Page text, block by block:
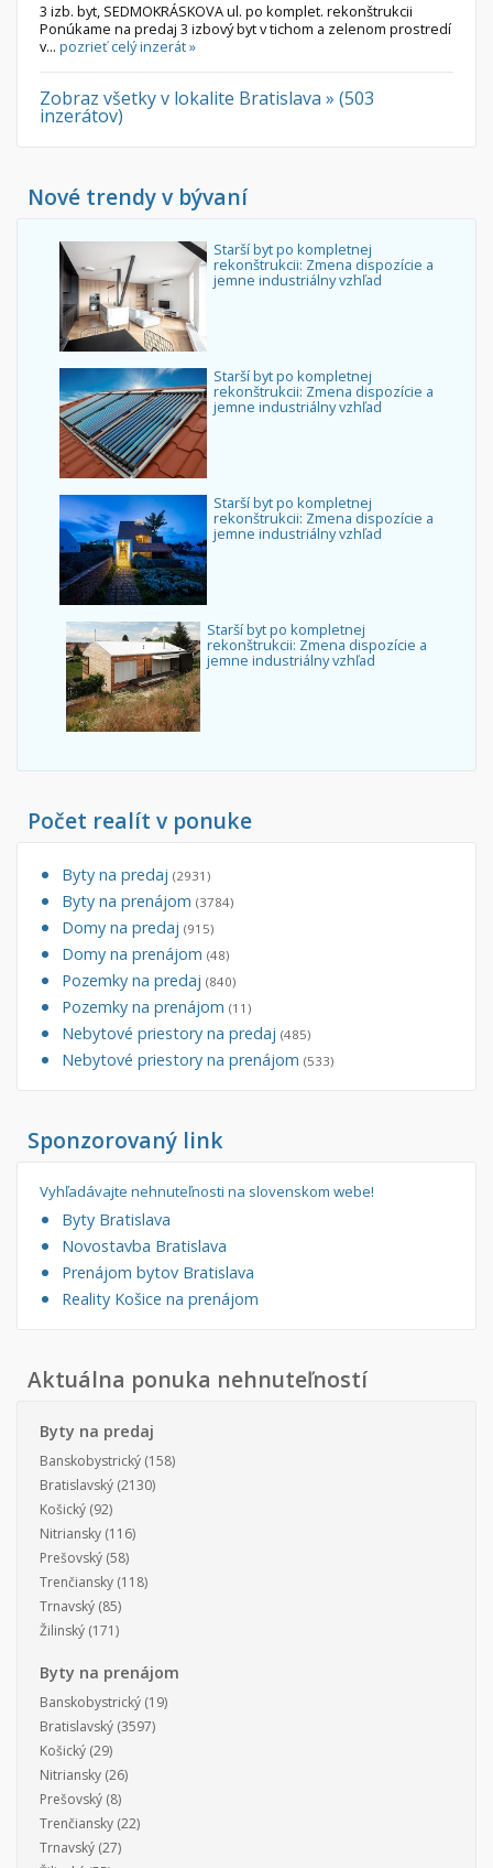
3 izb. byt, SEDMOKRÁSKOVA ul. po komplet. rekonštrukcii
Ponúkame na predaj 3 izbový byt v tichom a zelenom prostredí
v... pozrieť celý inzerát »
Zobraz všetky v lokalite Bratislava » (503
inzerátov)
Nové trendy v bývaní
Starší byt po kompletnej
rekonštrukcii: Zmena dispozície a
jemne industriálny vzhľad
Starší byt po kompletnej
rekonštrukcii: Zmena dispozície a
jemne industriálny vzhľad
Starší byt po kompletnej
rekonštrukcii: Zmena dispozície a
jemne industriálny vzhľad
Starší byt po kompletnej
rekonštrukcii: Zmena dispozície a
jemne industriálny vzhľad
Počet realít v ponuke
Byty na predaj (2931)
Byty na prenájom (3784)
Domy na predaj (915)
Domy na prenájom (48)
Pozemky na predaj (840)
Pozemky na prenájom (11)
Nebytové priestory na predaj (485)
Nebytové priestory na prenájom (533)
Sponzorovaný link
Vyhľadávajte nehnuteľnosti na slovenskom webe!
Byty Bratislava
Novostavba Bratislava
Prenájom bytov Bratislava
Reality Košice na prenájom
Aktuálna ponuka nehnuteľností
Byty na predaj
Banskobystrický (158)
Bratislavský (2130)
Košický (92)
Nitriansky (116)
Prešovský (58)
Trenčiansky (118)
Trnavský (85)
Žilinský (171)
Byty na prenájom
Banskobystrický (19)
Bratislavský (3597)
Košický (29)
Nitriansky (26)
Prešovský (8)
Trenčiansky (22)
Trnavský (27)